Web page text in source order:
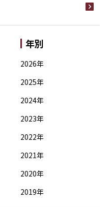
年別
2026年
2025年
2024年
2023年
2022年
2021年
2020年
2019年